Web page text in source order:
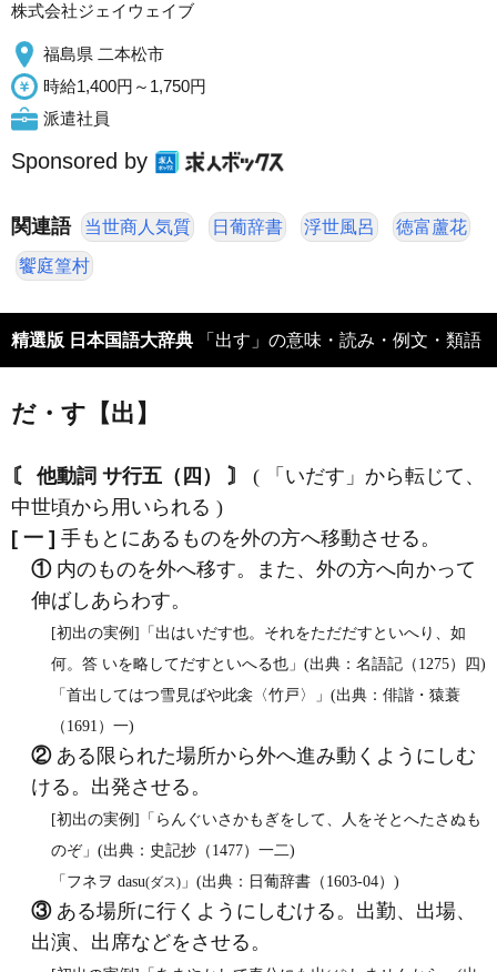
株式会社ジェイウェイブ
福島県 二本松市
時給1,400円～1,750円
派遣社員
Sponsored by
関連語 当世商人気質 日葡辞書 浮世風呂 徳富蘆花
饗庭篁村
精選版 日本国語大辞典 「出す」の意味・読み・例文・類語
だ・す【出】
〘 他動詞 サ行五（四） 〙
( 「いだす」から転じて、
中世頃から用いられる )
[ 一 ] 手もとにあるものを外の方へ移動させる。
①内のものを外へ移す。また、外の方へ向かって
伸ばしあらわす。
[初出の実例]「出はいだす也。それをただだすといへり、如
何。答 いを略してだすといへる也」(出典：名語記（1275）四)
「首出してはつ雪見ばや此衾〈竹戸〉」(出典：俳諧・猿蓑
（1691）一)
②ある限られた場所から外へ進み動くようにしむ
ける。出発させる。
[初出の実例]「らんぐいさかもぎをして、人をそとへたさぬも
のぞ」(出典：史記抄（1477）一二)
「フネヲ dasu(ダス) 」(出典：日葡辞書（1603‐04）)
③ある場所に行くようにしむける。出勤、出場、
出演、出席などをさせる。